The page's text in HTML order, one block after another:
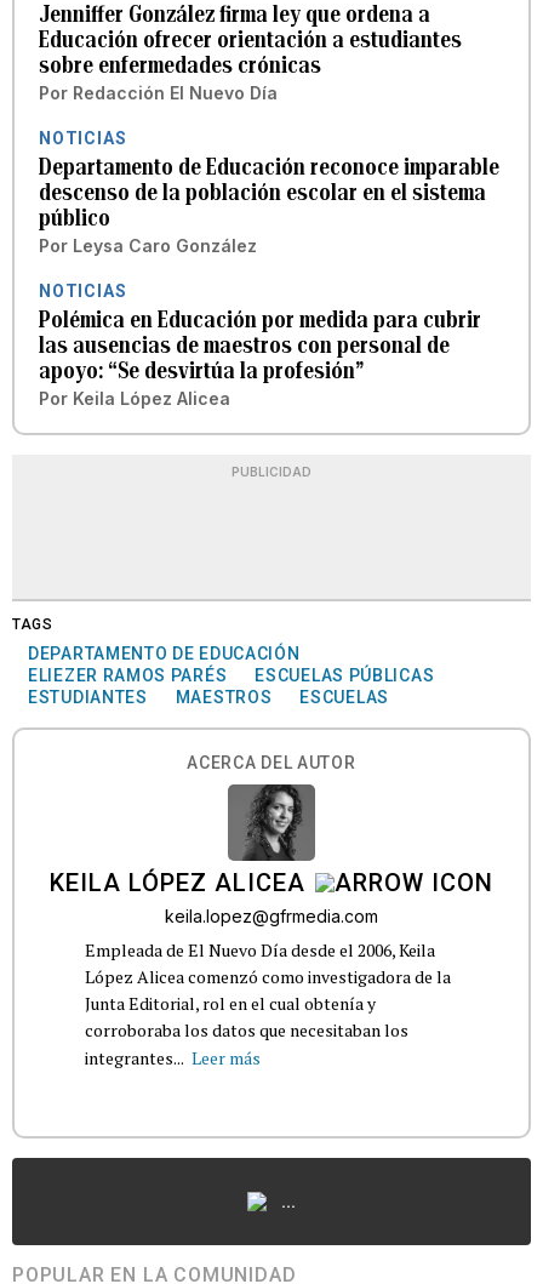
Jenniffer González firma ley que ordena a
Educación ofrecer orientación a estudiantes
sobre enfermedades crónicas
Por Redacción El Nuevo Día
NOTICIAS
Departamento de Educación reconoce imparable
descenso de la población escolar en el sistema
público
Por Leysa Caro González
NOTICIAS
Polémica en Educación por medida para cubrir
las ausencias de maestros con personal de
apoyo: “Se desvirtúa la profesión”
Por Keila López Alicea
PUBLICIDAD
TAGS
DEPARTAMENTO DE EDUCACIÓN
ELIEZER RAMOS PARÉS
ESCUELAS PÚBLICAS
ESTUDIANTES
MAESTROS ESCUELAS
ACERCA DEL AUTOR
KEILA LÓPEZ ALICEA
keila.lopez@gfrmedia.com
Empleada de El Nuevo Día desde el 2006, Keila
López Alicea comenzó como investigadora de la
Junta Editorial, rol en el cual obtenía y
corroboraba los datos que necesitaban los
integrantes... Leer más
...
POPULAR EN LA COMUNIDAD